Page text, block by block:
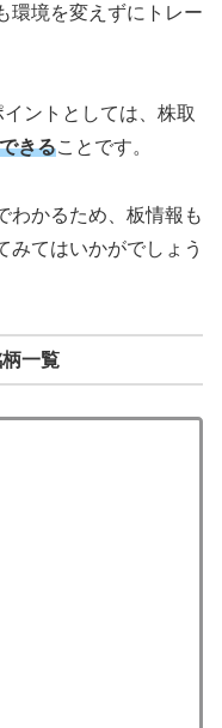
環境を変えずにトレー
ントとしては、株取
きることです。
わかるため、板情報も
みてはいかがでしょう
一覧